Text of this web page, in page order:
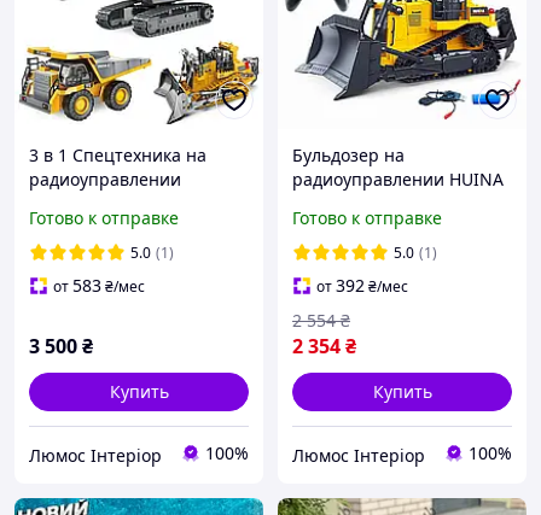
3 в 1 Спецтехника на
радиоуправлении
Самосвал | Бульдозер
Готово к отправке
5.0 (1)
от583₴/мес
3 500₴
Купить
Люмос Інтеріор 100%
Бульдозер на
радиоуправлении HUINA
Спецтехника на
радиоуправлении
Готово к отправке
5.0 (1)
от392₴/мес
2 354₴
2 554 ₴
Купить
Люмос Інтеріор 100%